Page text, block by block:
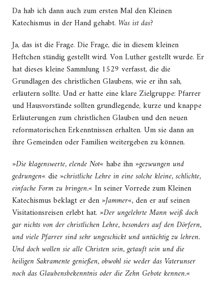
Da hab ich dann auch zum ersten Mal den Kleinen
Katechismus in der Hand gehabt. Was ist das?
Ja, das ist die Frage. Die Frage, die in diesem kleinen
Heftchen ständig gestellt wird. Von Luther gestellt wurde. Er
hat dieses kleine Sammlung 1529 verfasst, die die
Grundlagen des christlichen Glaubens, wie er ihn sah,
erläutern sollte. Und er hatte eine klare Zielgruppe: Pfarrer
und Hausvorstände sollten grundlegende, kurze und knappe
Erläuterungen zum christlichen Glauben und den neuen
reformatorischen Erkenntnissen erhalten. Um sie dann an
ihre Gemeinden oder Familien weitergeben zu können.
»Die klagenswerte, elende Not« habe ihn »gezwungen und
gedrungen« die »christliche Lehre in eine solche kleine, schlichte,
einfache Form zu bringen.« In seiner Vorrede zum Kleinen
Katechismus beklagt er den»Jammer«,den er auf seinen
Visitationsreisen erlebt hat. »Der ungelehrte Mann weiß doch
gar nichts von der christlichen Lehre, besonders auf den Dörfern,
und viele Pfarrer sind sehr ungeschickt und untüchtig zu lehren.
Und doch wollen sie alle Christen sein, getauft sein und die
heiligen Sakramente genießen, obwohl sie weder das Vaterunser
noch das Glaubensbekenntnis oder die Zehn Gebote kennen.«